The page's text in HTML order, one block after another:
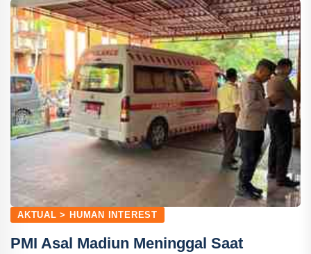
AKTUAL > HUMAN INTEREST
PMI Asal Madiun Meninggal Saat